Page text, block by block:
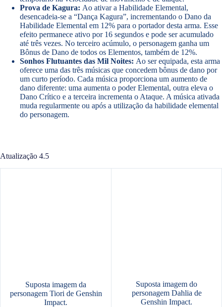
Prova de Kagura: Ao ativar a Habilidade Elemental,
desencadeia-se a “Dança Kagura”, incrementando o Dano da
Habilidade Elemental em 12% para o portador desta arma. Esse
efeito permanece ativo por 16 segundos e pode ser acumulado
até três vezes. No terceiro acúmulo, o personagem ganha um
Bônus de Dano de todos os Elementos, também de 12%.
Sonhos Flutuantes das Mil Noites: Ao ser equipada, esta arma
oferece uma das três músicas que concedem bônus de dano por
um curto período. Cada música proporciona um aumento de
dano diferente: uma aumenta o poder Elemental, outra eleva o
Dano Crítico e a terceira incrementa o Ataque. A música ativada
muda regularmente ou após a utilização da habilidade elemental
do personagem.
Atualização 4.5
Suposta imagem da
personagem Tiori de Genshin
Impact.
Suposta imagem do
personagem Dahlia de
Genshin Impact.